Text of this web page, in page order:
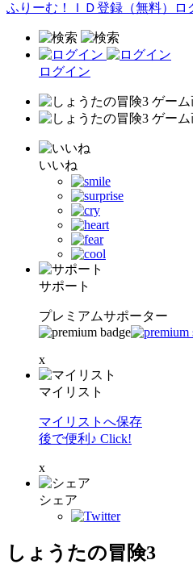
ふりーむ！ＩＤ登録（無料） ロ
ログイン
いいね
サポート
プレミアムサポーター
x
マイリスト
マイリストへ保存
後で便利♪ Click!
x
シェア
しょうたの冒険3